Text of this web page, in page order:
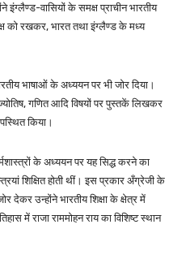
इंग्लैण्ड-वासियों के समक्ष प्राचीन भारतीय
को रखकर, भारत तथा इंग्लैण्ड के मध्य
भाषाओं के अध्ययन पर भी जोर दिया।
गणित आदि विषयों पर पुस्तकें लिखकर
किया।
के अध्ययन पर यह सिद्ध करने का
शिक्षित होती थीं। इस प्रकार अँग्रेजी के
उन्होंने भारतीय शिक्षा के क्षेत्र में
में राजा राममोहन राय का विशिष्ट स्थान